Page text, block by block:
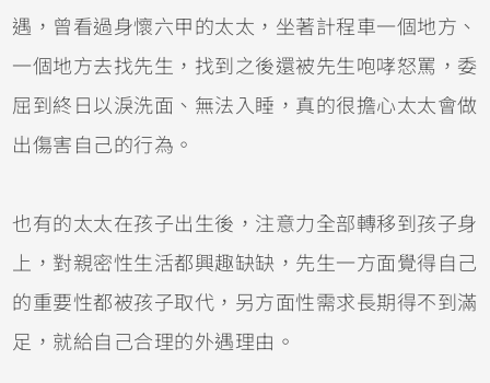
遇，曾看過身懷六甲的太太，坐著計程車一個地方、
一個地方去找先生，找到之後還被先生咆哮怒罵，委
屈到終日以淚洗面、無法入睡，真的很擔心太太會做
出傷害自己的行為。
也有的太太在孩子出生後，注意力全部轉移到孩子身
上，對親密性生活都興趣缺缺，先生一方面覺得自己
的重要性都被孩子取代，另方面性需求長期得不到滿
足，就給自己合理的外遇理由。